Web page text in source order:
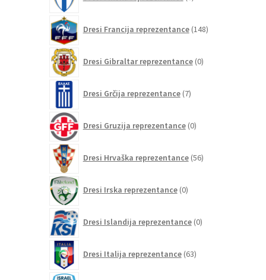
izdelkov
Dresi Francija reprezentance 148izdelkov
Dresi Gibraltar reprezentance 0izdelkov
Dresi Grčija reprezentance 7izdelkov
Dresi Gruzija reprezentance 0izdelkov
Dresi Hrvaška reprezentance 56izdelkov
Dresi Irska reprezentance 0izdelkov
Dresi Islandija reprezentance 0izdelkov
Dresi Italija reprezentance 63izdelkov